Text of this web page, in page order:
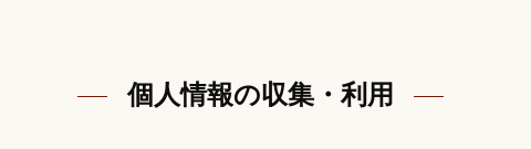
個人情報の収集・利用